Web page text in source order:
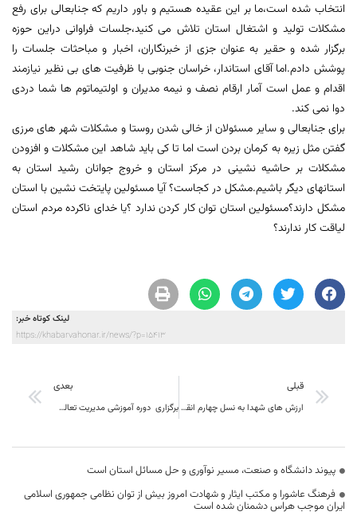
انتخاب شده است،ما بر این عقیده هستیم و باور داریم که جنابعالی برای رفع
مشکلات تولید و اشتغال استان تلاش می کنید،جلسات فراوانی دراین حوزه
برگزار شده و حقیر به عنوان جزی از خبرنگاران، اخبار و مباحثات جلسات را
پوشش دادم.اما آقای استاندار، خراسان جنوبی با ظرفیت های بی نظیر نیازمند
اقدام و عمل است آمار ارقام نصف و نیمه مدیران و اولتیماتوم ها شما دردی
دوا نمی کند.
برای جنابعالی و سایر مسئولان از خالی شدن روستا و مشکلات شهر های مرزی
گفتن مثل زیره به کرمان بردن است اما تا کی باید شاهد این مشکلات و افزودن
مشکلات بر حاشیه نشینی در مرکز استان و خروج جوانان رشید استان به
استانهای دیگر باشیم.مشکل در کجاست؟ آیا مسئولین پایتخت نشین با استان
مشکل دارند؟مسئولین استان توان کار کردن ندارد ؟یا خدای ناکرده مردم استان
لیاقت کار ندارند؟
لینک کوتاه خبر:
https://khabarvahonar.ir/news/?p=15413
قبلی
ارزش های شهدا به نسل چهارم انقلاب منتقل شود
بعدی
برگزاری دوره آموزشی مدیریت تعالی سازمانی در شرکت گاز خراسان جنوبی
پیوند دانشگاه و صنعت، مسیر نوآوری و حل مسائل استان است
فرهنگ عاشورا و مکتب ایثار و شهادت امروز بیش از توان نظامی جمهوری اسلامی
ایران موجب هراس دشمنان شده است